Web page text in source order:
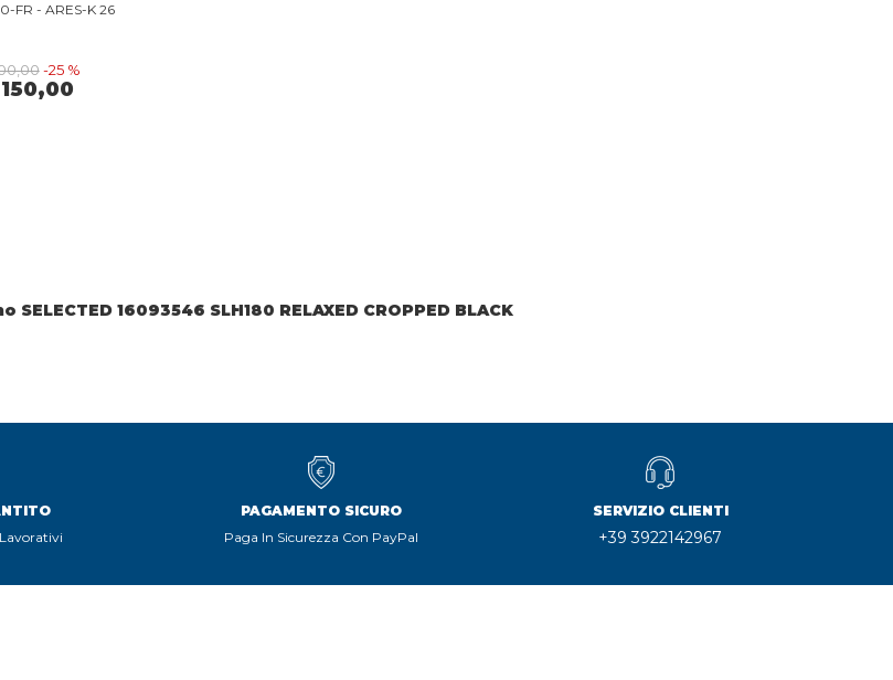
FR - ARES-K 26
-25 %
SELECTED 16093546 SLH180 RELAXED CROPPED BLACK
PAGAMENTO SICURO
Paga In Sicurezza Con PayPal
SERVIZIO CLIENTI
+39 3922142967